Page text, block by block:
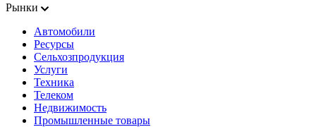
Рынки
Автомобили
Ресурсы
Сельхозпродукция
Услуги
Техника
Телеком
Недвижимость
Промышленные товары